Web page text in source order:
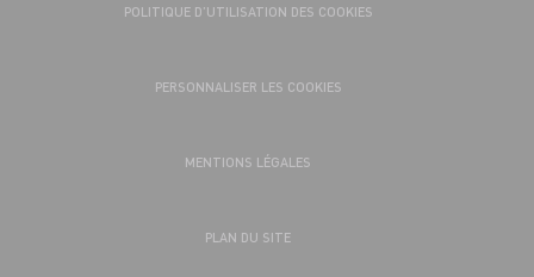
POLITIQUE D’UTILISATION DES COOKIES
PERSONNALISER LES COOKIES
MENTIONS LÉGALES
PLAN DU SITE